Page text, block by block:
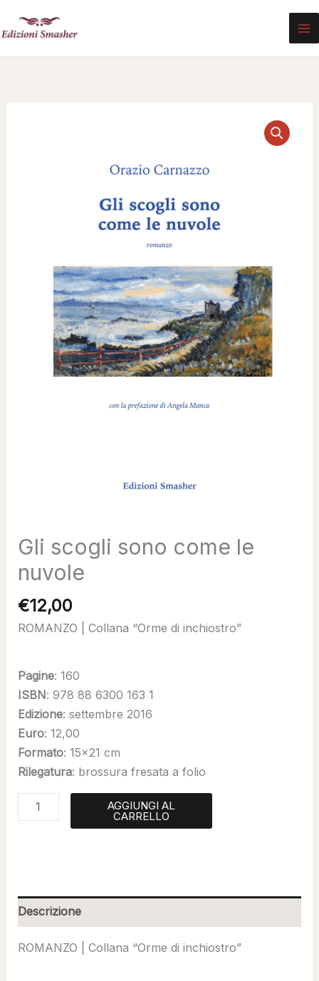
al
Gli scogli sono come le
nuvole
€12,00
ROMANZO | Collana “Orme di inchiostro”
Pagine: 160
ISBN: 978 88 6300 163 1
Edizione: settembre 2016
Euro: 12,00
Formato: 15×21 cm
Rilegatura: brossura fresata a folio
AGGIUNGI AL
CARRELLO
Descrizione
ROMANZO | Collana “Orme di inchiostro”